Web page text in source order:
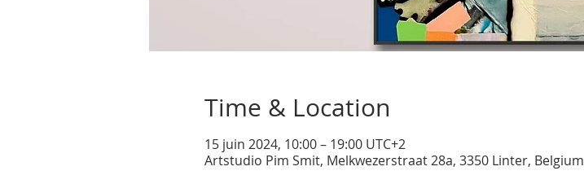
Time & Location
15 juin 2024, 10:00 – 19:00 UTC+2
Artstudio Pim Smit, Melkwezerstraat 28a, 3350 Linter, Belgium